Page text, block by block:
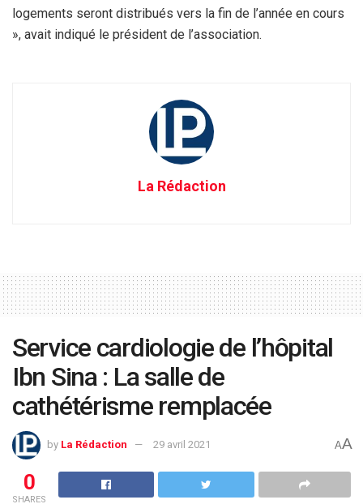
logements seront distribués vers la fin de l’année en cours
», avait indiqué le président de l’association.
La Rédaction
Service cardiologie de l’hôpital
Ibn Sina : La salle de
cathétérisme remplacée
by La Rédaction 29 avril 2021 AA
0
SHARES